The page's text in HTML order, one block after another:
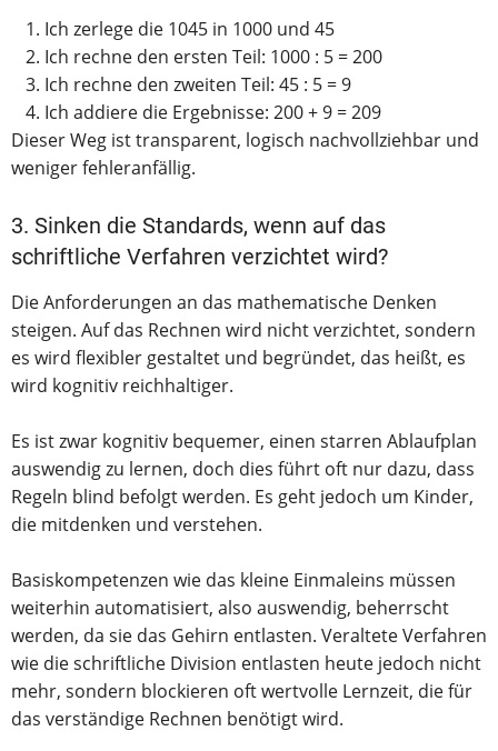
Ich zerlege die 1045 in 1000 und 45
Ich rechne den ersten Teil: 1000 : 5 = 200
Ich rechne den zweiten Teil: 45 : 5 = 9
Ich addiere die Ergebnisse: 200 + 9 = 209
Dieser Weg ist transparent, logisch nachvollziehbar und
weniger fehleranfällig.
3. Sinken die Standards, wenn auf das
schriftliche Verfahren verzichtet wird?
Die Anforderungen an das mathematische Denken
steigen. Auf das Rechnen wird nicht verzichtet, sondern
es wird flexibler gestaltet und begründet, das heißt, es
wird kognitiv reichhaltiger.
Es ist zwar kognitiv bequemer, einen starren Ablaufplan
auswendig zu lernen, doch dies führt oft nur dazu, dass
Regeln blind befolgt werden. Es geht jedoch um Kinder,
die mitdenken und verstehen.
Basiskompetenzen wie das kleine Einmaleins müssen
weiterhin automatisiert, also auswendig, beherrscht
werden, da sie das Gehirn entlasten. Veraltete Verfahren
wie die schriftliche Division entlasten heute jedoch nicht
mehr, sondern blockieren oft wertvolle Lernzeit, die für
das verständige Rechnen benötigt wird.